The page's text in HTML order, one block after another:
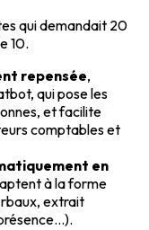
qui demandait 20
10.
repensée,
qui pose les
et facilite
comptables et
en
à la forme
extrait